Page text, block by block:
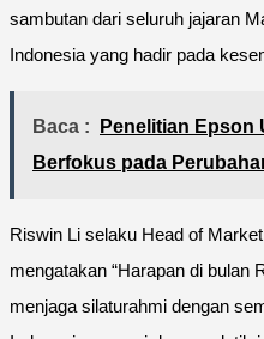
sambutan dari seluruh jajaran
Indonesia yang hadir pada
Baca :
Penelitian Epson
Berfokus pada
Riswin Li selaku Head of
mengatakan “Harapan di bulan
menjaga silaturahmi dengan